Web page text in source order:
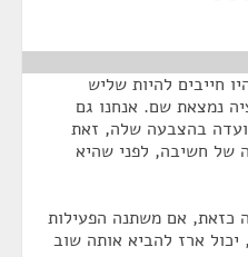
חייבים להיות שליש
נמצאת שם. אנחנו גם
בהצבעה שלה, זאת
של חשיבה, לפני שהיא
כזאת, אם משתנה הפעילות
ארז להביא אותה שוב